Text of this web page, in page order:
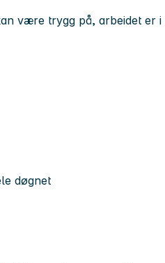
være trygg på, arbeidet er i
døgnet